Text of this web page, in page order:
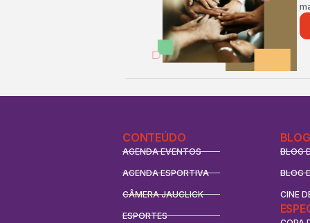
CONTEÚDO
AGENDA EVENTOS
AGENDA ESPORTIVA
CÂMERA JAUCLICK
ESPORTES
BLOG
BLOG
CINE